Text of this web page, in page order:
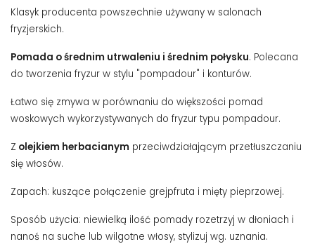
Klasyk producenta powszechnie używany w salonach
fryzjerskich.
Pomada o średnim utrwaleniu i średnim połysku. Polecana
do tworzenia fryzur w stylu "pompadour" i konturów.
Łatwo się zmywa w porównaniu do większości pomad
woskowych wykorzystywanych do fryzur typu pompadour.
Z olejkiem herbacianym przeciwdziałającym przetłuszczaniu
się włosów.
Zapach: kuszące połączenie grejpfruta i mięty pieprzowej.
Sposób użycia: niewielką ilość pomady rozetrzyj w dłoniach i
nanoś na suche lub wilgotne włosy, stylizuj wg. uznania.